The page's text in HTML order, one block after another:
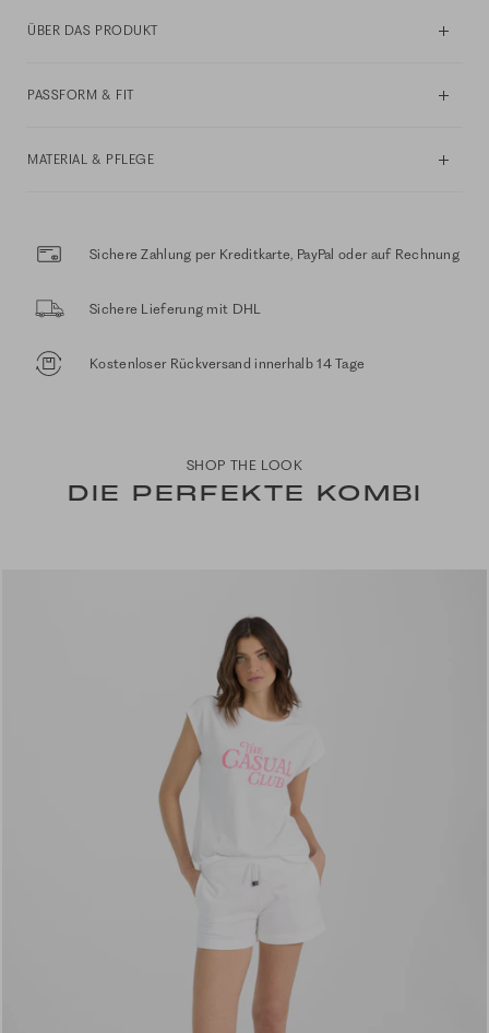
ÜBER DAS PRODUKT
PASSFORM & FIT
MATERIAL & PFLEGE
Sichere Zahlung per Kreditkarte, PayPal oder auf Rechnung
Sichere Lieferung mit DHL
Kostenloser Rückversand innerhalb 14 Tage
SHOP THE LOOK
DIE PERFEKTE KOMBI